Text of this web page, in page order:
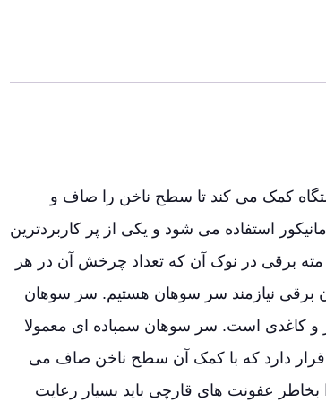
کمک می کند تا سطح ناخن را صاف و
استفاده می شود و یکی از پر کاربردترین
برقی در نوک آن که تعداد چرخش آن در هر
برقی نیازمند سر سوهان هستیم. سر سوهان
و کاغدی است. سر سوهان سمباده ای معمولا
دارد که با کمک آن سطح ناخن صاف می
بخاطر عفونت های قارچی باید بسیار رعایت